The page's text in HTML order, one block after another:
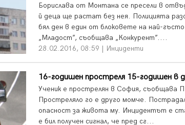
Борислава от Монтана се пресели в
й деца ще растат без нея. Полицията
бял ден в един от блоковете на най-
„Младост”, съобщава „Конкурент”....
28.02.2016, 08:59 | Инциденти
16-годишен простреля 15-годишен в
Ученик е прострелян в София, съобщава
Простреляло го е друго момче.
опасност за живота му. Инцидентът е
е бил получен сигнал, че пред сг...